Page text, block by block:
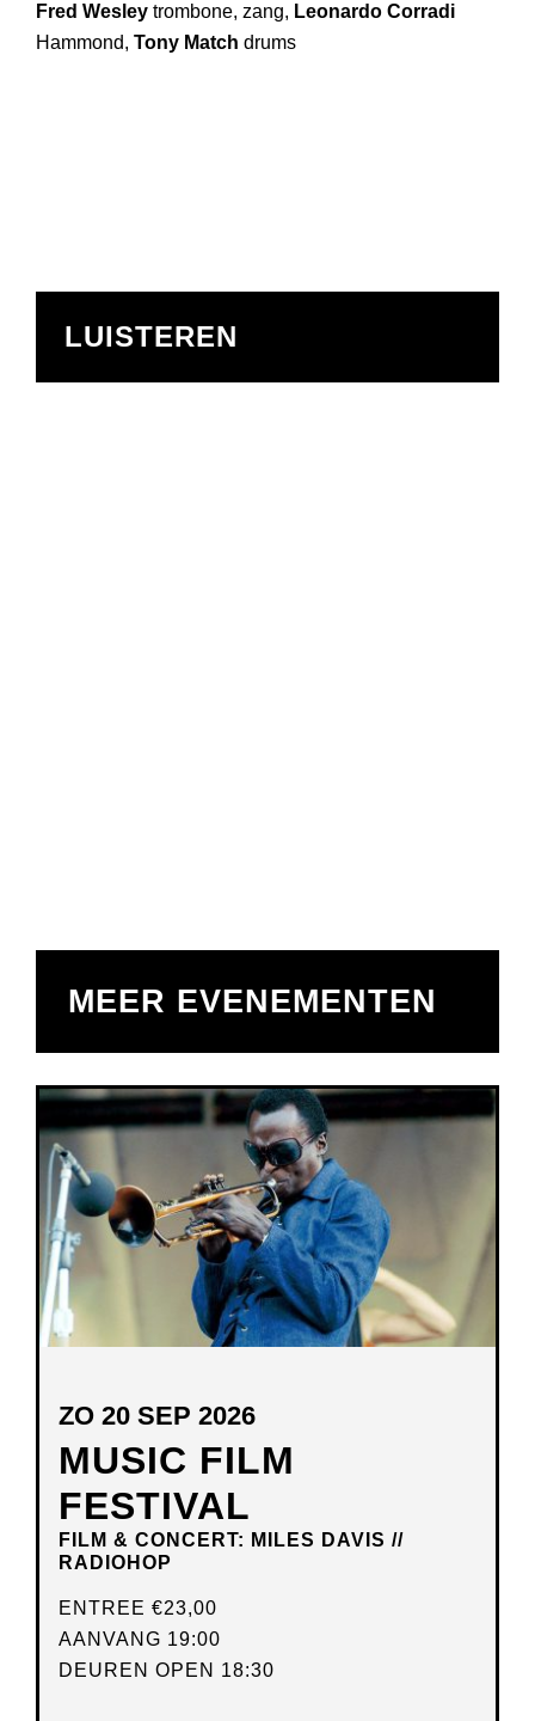
Fred Wesley trombone, zang, Leonardo Corradi
Hammond, Tony Match drums
LUISTEREN
MEER EVENEMENTEN
MUSIC FILM
FESTIVAL
FILM & CONCERT: MILES DAVIS //
RADIOHOP
ZO 20 SEP 2026
ENTREE €23,00
AANVANG 19:00
DEUREN OPEN 18:30